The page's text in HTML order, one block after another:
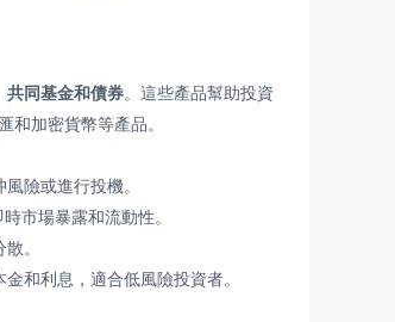
共同基金和債券。這些產品幫助投資
加密貨幣等產品。
險或進行投機。
市場暴露和流動性。
。
和利息，適合低風險投資者。